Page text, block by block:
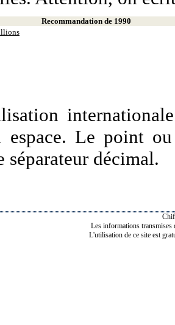
Recommandation de 1990
espace. Le point
séparateur décimal.
Les informations transmises
L'utilisation de ce site est